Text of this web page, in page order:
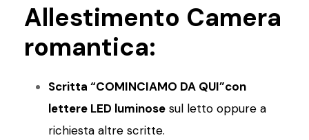
Allestimento Camera
romantica:
Scritta “COMINCIAMO DA QUI”con
lettere LED luminose sul letto oppure a
richiesta altre scritte.